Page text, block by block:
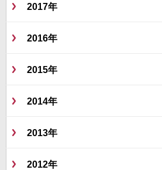
2017年
2016年
2015年
2014年
2013年
2012年